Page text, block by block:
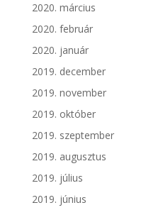
2020. március
2020. február
2020. január
2019. december
2019. november
2019. október
2019. szeptember
2019. augusztus
2019. július
2019. június